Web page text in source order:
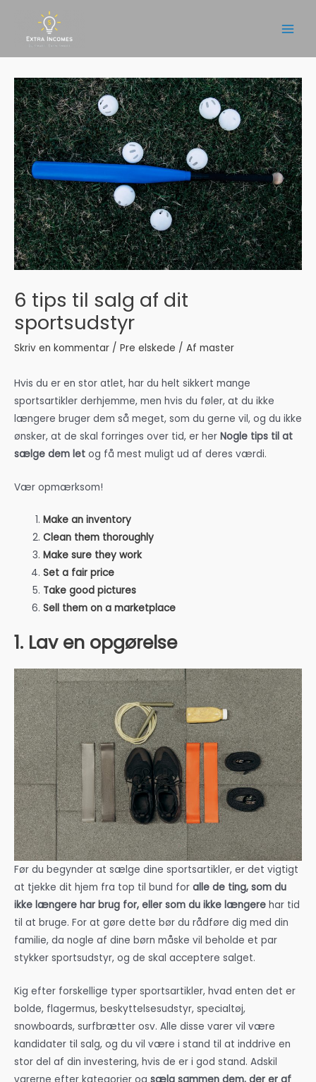
indholdet
6 tips til salg af dit
sportsudstyr
Skriv en kommentar / Pre elskede / Af master
Hvis du er en stor atlet, har du helt sikkert mange
sportsartikler derhjemme, men hvis du føler, at du ikke
længere bruger dem så meget, som du gerne vil, og du ikke
ønsker, at de skal forringes over tid, er her Nogle tips til at
sælge dem let og få mest muligt ud af deres værdi.
Vær opmærksom!
Make an inventory
Clean them thoroughly
Make sure they work
Set a fair price
Take good pictures
Sell them on a marketplace
1. Lav en opgørelse
Før du begynder at sælge dine sportsartikler, er det vigtigt
at tjekke dit hjem fra top til bund for alle de ting, som du
ikke længere har brug for, eller som du ikke længere har tid
til at bruge. For at gøre dette bør du rådføre dig med din
familie, da nogle af dine børn måske vil beholde et par
stykker sportsudstyr, og de skal acceptere salget.
Kig efter forskellige typer sportsartikler, hvad enten det er
bolde, flagermus, beskyttelsesudstyr, specialtøj,
snowboards, surfbrætter osv. Alle disse varer vil være
kandidater til salg, og du vil være i stand til at inddrive en
stor del af din investering, hvis de er i god stand. Adskil